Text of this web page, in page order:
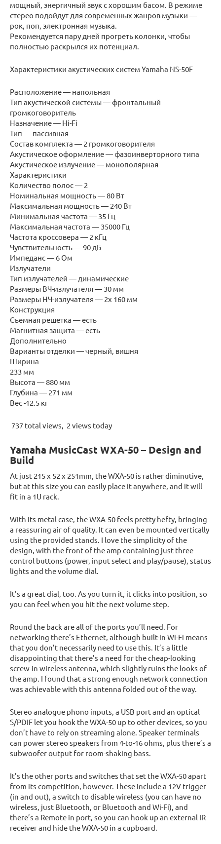
мощный, энергичный звук с хорошим басом. В режиме
стерео подойдут для современных жанров музыки —
рок, поп, электронная музыка.
Рекомендуется пару дней прогреть колонки, чтобы
полностью раскрылся их потенциал.
Характеристики акустических систем Yamaha NS-50F
Расположение — напольная
Тип акустической системы — фронтальный
громкоговоритель
Назначение — Hi-Fi
Тип — пассивная
Состав комплекта — 2 громкоговорителя
Акустическое оформление — фазоинверторного типа
Акустическое излучение — монополярная
Характеристики
Количество полос — 2
Номинальная мощность — 80 Вт
Максимальная мощность — 240 Вт
Минимальная частота — 35 Гц
Максимальная частота — 35000 Гц
Частота кроссовера — 2 кГц
Чувствительность — 90 дБ
Импеданс — 6 Ом
Излучатели
Тип излучателей — динамические
Размеры ВЧ-излучателя — 30 мм
Размеры НЧ-излучателя — 2x 160 мм
Конструкция
Съемная решетка — есть
Магнитная защита — есть
Дополнительно
Варианты отделки — черный, вишня
Ширина
233 мм
Высота — 880 мм
Глубина — 271 мм
Вес -12.5 кг
737 total views, 2 views today
Yamaha MusicCast WXA-50 – Design and
Build
At just 215 x 52 x 251mm, the WXA-50 is rather diminutive,
but at this size you can easily place it anywhere, and it will
fit in a 1U rack.
With its metal case, the WXA-50 feels pretty hefty, bringing
a reassuring air of quality. It can even be mounted vertically
using the provided stands. I love the simplicity of the
design, with the front of the amp containing just three
control buttons (power, input select and play/pause), status
lights and the volume dial.
It’s a great dial, too. As you turn it, it clicks into position, so
you can feel when you hit the next volume step.
Round the back are all of the ports you’ll need. For
networking there’s Ethernet, although built-in Wi-Fi means
that you don’t necessarily need to use this. It’s a little
disappointing that there’s a need for the cheap-looking
screw-in wireless antenna, which slightly ruins the looks of
the amp. I found that a strong enough network connection
was achievable with this antenna folded out of the way.
Stereo analogue phono inputs, a USB port and an optical
S/PDIF let you hook the WXA-50 up to other devices, so you
don’t have to rely on streaming alone. Speaker terminals
can power stereo speakers from 4-to-16 ohms, plus there’s a
subwoofer output for room-shaking bass.
It’s the other ports and switches that set the WXA-50 apart
from its competition, however. These include a 12V trigger
(in and out), a switch to disable wireless (you can have no
wireless, just Bluetooth, or Bluetooth and Wi-Fi), and
there’s a Remote in port, so you can hook up an external IR
receiver and hide the WXA-50 in a cupboard.